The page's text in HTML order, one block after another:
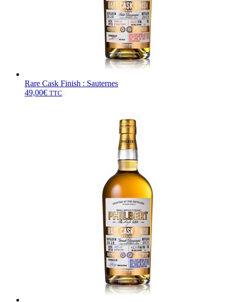
Rare Cask Finish : Sauternes
49,00€ TTC